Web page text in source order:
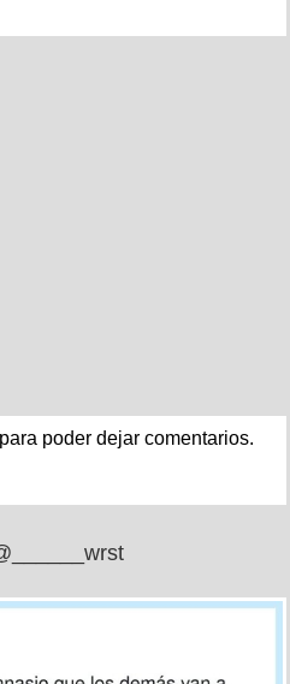
poder dejar comentarios.